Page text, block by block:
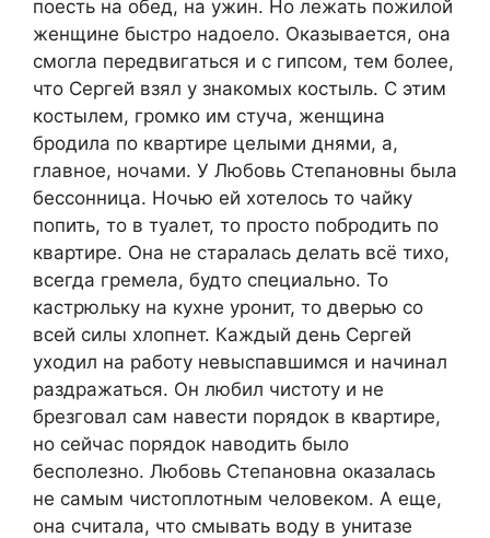
поесть на обед, на ужин. Но лежать пожилой
женщине быстро надоело. Оказывается, она
смогла передвигаться и с гипсом, тем более,
что Сергей взял у знакомых костыль. С этим
костылем, громко им стуча, женщина
бродила по квартире целыми днями, а,
главное, ночами. У Любовь Степановны была
бессонница. Ночью ей хотелось то чайку
попить, то в туалет, то просто побродить по
квартире. Она не старалась делать всё тихо,
всегда гремела, будто специально. То
кастрюльку на кухне уронит, то дверью со
всей силы хлопнет. Каждый день Сергей
уходил на работу невыспавшимся и начинал
раздражаться. Он любил чистоту и не
брезговал сам навести порядок в квартире,
но сейчас порядок наводить было
бесполезно. Любовь Степановна оказалась
не самым чистоплотным человеком. А еще,
она считала, что смывать воду в унитазе